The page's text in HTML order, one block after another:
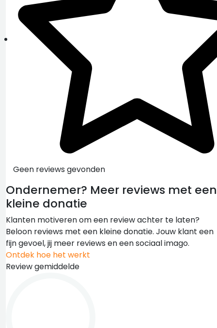
Geen reviews gevonden
Ondernemer? Meer reviews met een
kleine donatie
Klanten motiveren om een review achter te laten?
Beloon reviews met een kleine donatie. Jouw klant een
fijn gevoel, jij meer reviews en een sociaal imago.
Ontdek hoe het werkt
Review gemiddelde